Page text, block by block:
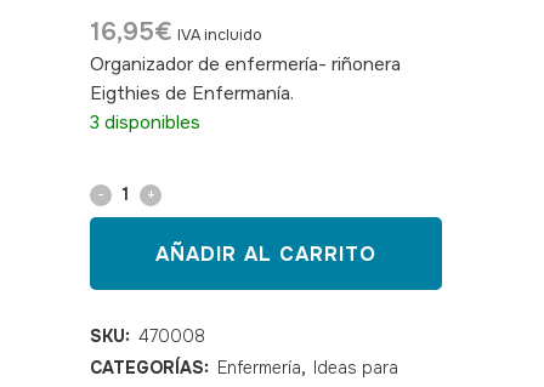
16,95€ IVA incluido
Organizador de enfermería- riñonera
Eigthies de Enfermanía.
3 disponibles
Organizador
enfermería-
riñonera
Eigthies
AÑADIR AL CARRITO
SKU: 470008
CATEGORÍAS: Enfermería, Ideas para